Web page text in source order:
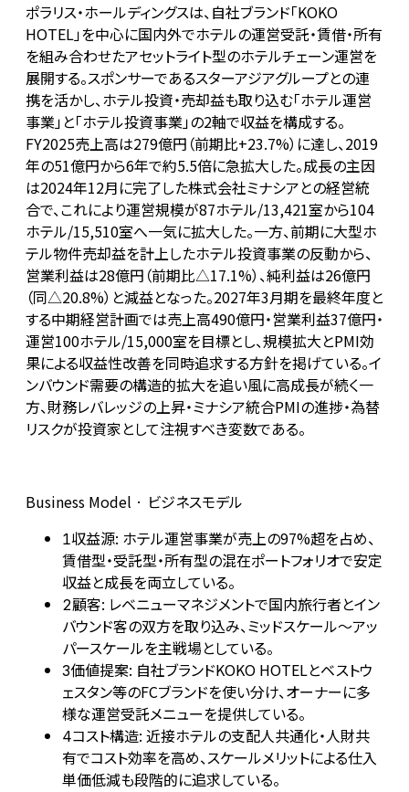
ポラリス・ホールディングスは、自社ブランド「KOKO
HOTEL」を中心に国内外でホテルの運営受託・賃借・所有
を組み合わせたアセットライト型のホテルチェーン運営を
展開する。スポンサーであるスターアジアグループとの連
携を活かし、ホテル投資・売却益も取り込む「ホテル運営
事業」と「ホテル投資事業」の2軸で収益を構成する。
FY2025売上高は279億円（前期比+23.7%）に達し、2019
年の51億円から6年で約5.5倍に急拡大した。成長の主因
は2024年12月に完了した株式会社ミナシアとの経営統
合で、これにより運営規模が87ホテル/13,421室から104
ホテル/15,510室へ一気に拡大した。一方、前期に大型ホ
テル物件売却益を計上したホテル投資事業の反動から、
営業利益は28億円（前期比△17.1%）、純利益は26億円
（同△20.8%）と減益となった。2027年3月期を最終年度と
する中期経営計画では売上高490億円・営業利益37億円・
運営100ホテル/15,000室を目標とし、規模拡大とPMI効
果による収益性改善を同時追求する方針を掲げている。イ
ンバウンド需要の構造的拡大を追い風に高成長が続く一
方、財務レバレッジの上昇・ミナシア統合PMIの進捗・為替
リスクが投資家として注視すべき変数である。
Business Model · ビジネスモデル
1収益源: ホテル運営事業が売上の97%超を占め、
賃借型・受託型・所有型の混在ポートフォリオで安定
収益と成長を両立している。
2顧客: レベニューマネジメントで国内旅行者とイン
バウンド客の双方を取り込み、ミッドスケール〜アッ
パースケールを主戦場としている。
3価値提案: 自社ブランドKOKO HOTELとベストウ
ェスタン等のFCブランドを使い分け、オーナーに多
様な運営受託メニューを提供している。
4コスト構造: 近接ホテルの支配人共通化・人財共
有でコスト効率を高め、スケールメリットによる仕入
単価低減も段階的に追求している。